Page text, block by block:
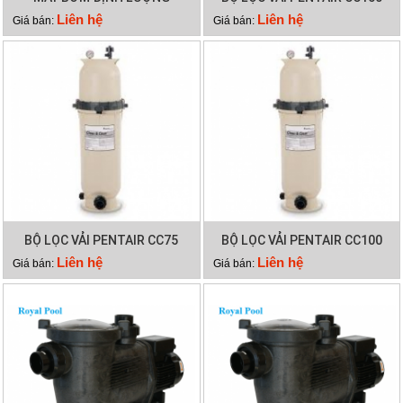
EMAUX CTRL7-PH
Giá bán: Liên hệ Giá bán: Liên hệ
BỘ LỌC VẢI PENTAIR CC75
Giá bán: Liên hệ
BỘ LỌC VẢI PENTAIR CC100
Giá bán: Liên hệ